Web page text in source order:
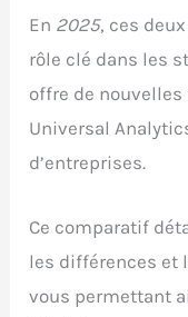
En 2025, ces
rôle clé dans les
offre de
Universal
d’entreprises.
Ce comparatif
les différences et
vous permettant